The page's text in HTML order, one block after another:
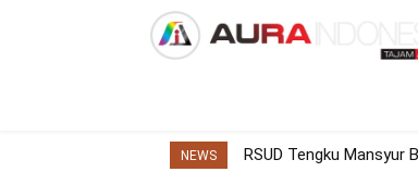
NEWS RSUD Tengku Mansyur